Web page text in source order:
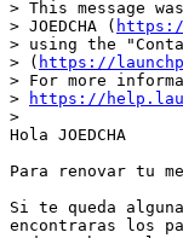
> This message
> JOEDCHA (
> using the
> ( https://
> For more
>
https://
>
Hola JOEDCHA
Para renovar tu
Si te queda
encontraras los